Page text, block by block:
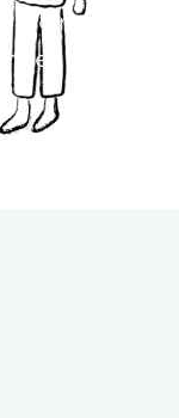
me moet
hier